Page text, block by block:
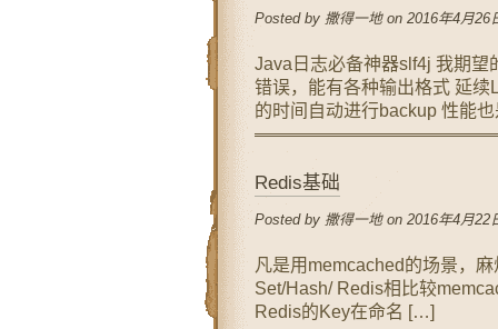
Posted by 撒得一地 on 2016年4月26
Java日志必备神器slf4j 我期望
错误，能有各种输出格式 延
的时间自动进行backup 性能
Redis基础
Posted by 撒得一地 on 2016年4月22
凡是用memcached的场景，
Set/Hash/ Redis相比较
Redis的Key在命名 […]